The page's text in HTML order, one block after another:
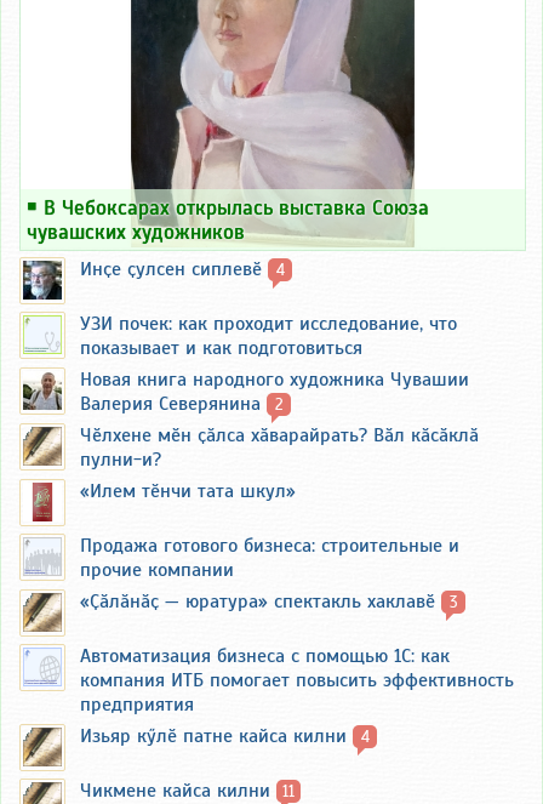
￭ В Чебоксарах открылась выставка Союза
чувашских художников
Инҫе ҫулсен сиплевӗ 4
УЗИ почек: как проходит исследование, что
показывает и как подготовиться
Новая книга народного художника Чувашии
Валерия Северянина
2
Чӗлхене мӗн ҫӑлса хӑварайрать? Вӑл кӑсӑклӑ
пулни-и?
«Илем тӗнчи тата шкул»
Продажа готового бизнеса: строительные и
прочие компании
«Ҫӑлӑнӑҫ — юратура» спектакль хаклавӗ
3
Автоматизация бизнеса с помощью 1С: как
компания ИТБ помогает повысить эффективность
предприятия
Изьяр кӳлӗ патне кайса килни
4
Чикмене кайса килни 11